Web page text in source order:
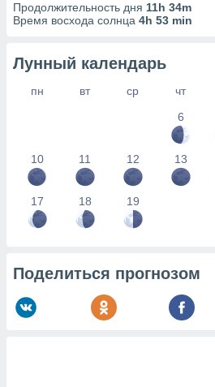
Продолжительность дня 11h 34m
Время восхода солнца 4h 53 min
Лунный календарь
пн вт ср чт
6
10 11 12 13
17 18 19
Поделиться прогнозом